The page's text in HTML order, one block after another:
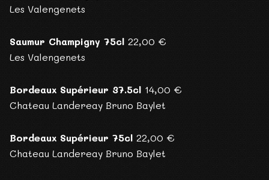
Les Valengenets
Saumur Champigny 75cl 22,00 €
Les Valengenets
Bordeaux Supérieur 37.5cl 14,00 €
Chateau Landereay Bruno Baylet
Bordeaux Supérieur 75cl 22,00 €
Chateau Landereay Bruno Baylet